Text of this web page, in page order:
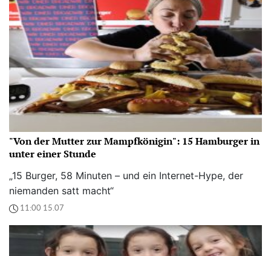
"Von der Mutter zur Mampfkönigin": 15 Hamburger in
unter einer Stunde
„15 Burger, 58 Minuten – und ein Internet-Hype, der
niemanden satt macht“
11:00 15.07